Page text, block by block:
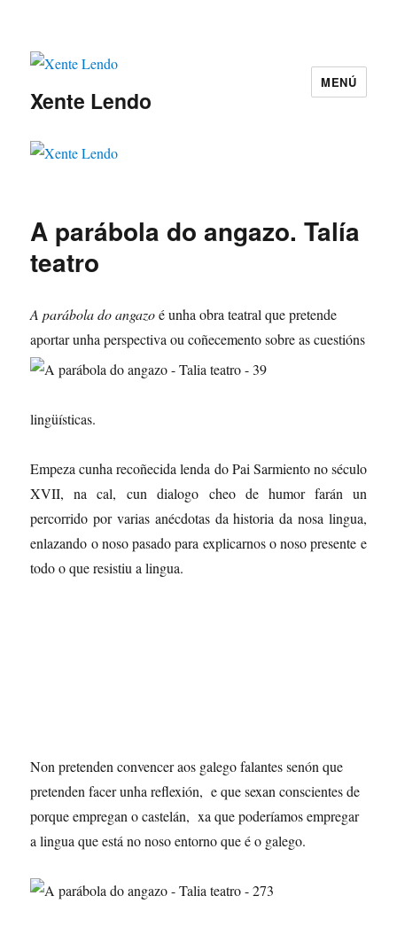
Xente Lendo
MENÚ
A parábola do angazo. Talía
teatro
A parábola do angazoé unha obra teatral que pretende
aportar unha perspectiva ou coñecemento sobre as cuestións
lingüísticas.
Empeza cunha recoñecida lenda do Pai Sarmiento no século
XVII, na cal, cun dialogo cheo de humor farán un
percorrido por varias anécdotas da historia da nosa lingua,
enlazando o noso pasado para explicarnos o noso presente e
todo o que resistiu a lingua.
Non pretenden convencer aos galego falantes senón que
pretenden facer unha reflexión, e que sexan conscientes de
porque empregan o castelán, xa que poderíamos empregar
a lingua que está no noso entorno que é o galego.